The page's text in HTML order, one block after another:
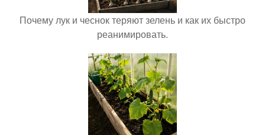
Почему лук и чеснок теряют зелень и как их быстро
реанимировать.